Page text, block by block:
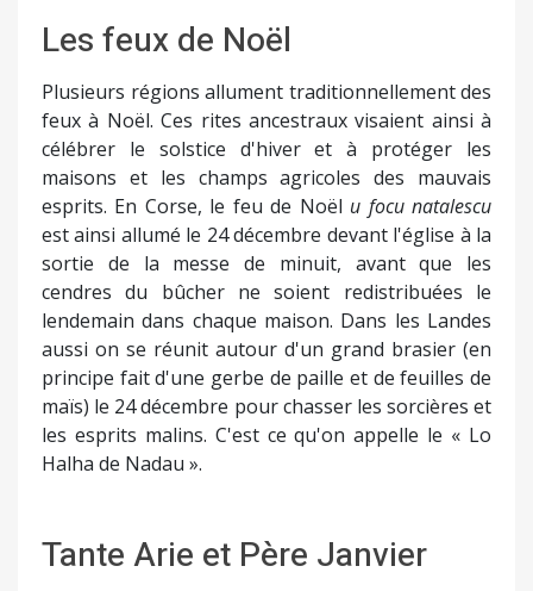
Les feux de Noël
Plusieurs régions allument traditionnellement des
feux à Noël. Ces rites ancestraux visaient ainsi à
célébrer le solstice d'hiver et à protéger les
maisons et les champs agricoles des mauvais
esprits. En Corse, le feu de Noël u focu natalescu
est ainsi allumé le 24 décembre devant l'église à la
sortie de la messe de minuit, avant que les
cendres du bûcher ne soient redistribuées le
lendemain dans chaque maison. Dans les Landes
aussi on se réunit autour d'un grand brasier (en
principe fait d'une gerbe de paille et de feuilles de
maïs) le 24 décembre pour chasser les sorcières et
les esprits malins. C'est ce qu'on appelle le « Lo
Halha de Nadau ».
Tante Arie et Père Janvier